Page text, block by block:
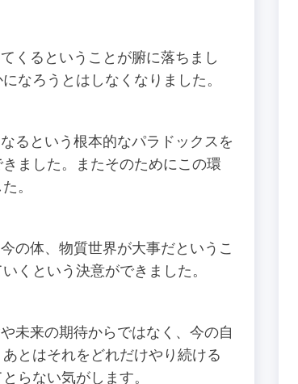
るということが腑に落ちまし
なろうとはしなくなりました。
という根本的なパラドックスを
ました。またそのためにこの環
。
体、物質世界が大事だというこ
くという決意ができました。
来の期待からではなく、今の自
とはそれをどれだけやり続ける
らない気がします。